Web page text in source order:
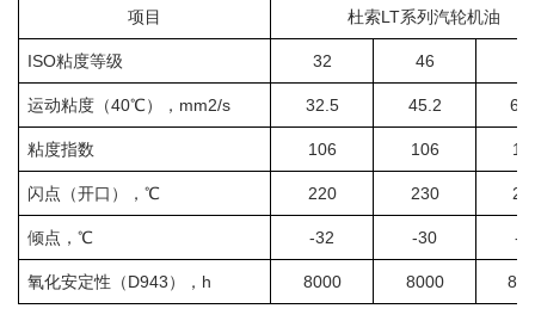
项目 杜索LT系列汽轮机油
ISO粘度等级 32 46
运动粘度（40℃），mm2/s 32.5 45.2
粘度指数 106 106
闪点（开口），℃ 220 230
倾点，℃ -32 -30 -
氧化安定性（D943），h 8000 8000